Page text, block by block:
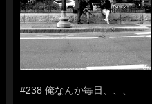
#238 俺なんか毎日、、、